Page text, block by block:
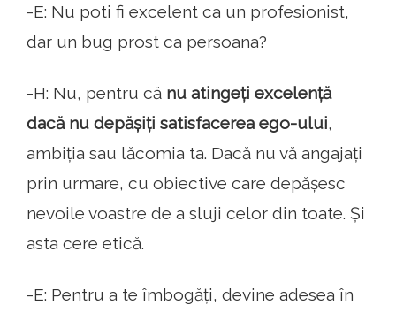
-E: Nu poti fi excelent ca un profesionist,
dar un bug prost ca persoana?
-H: Nu, pentru că nu atingeți excelență
dacă nu depășiți satisfacerea ego-ului,
ambiția sau lăcomia ta. Dacă nu vă angajați
prin urmare, cu obiective care depășesc
nevoile voastre de a sluji celor din toate. Și
asta cere etică.
-E: Pentru a te îmbogăți, devine adesea în